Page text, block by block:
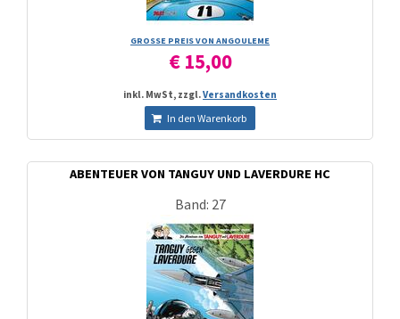
GROSSE PREIS VON ANGOULEME
€ 15,00
inkl. MwSt, zzgl.Versandkosten
In den Warenkorb
ABENTEUER VON TANGUY UND LAVERDURE HC
Band: 27